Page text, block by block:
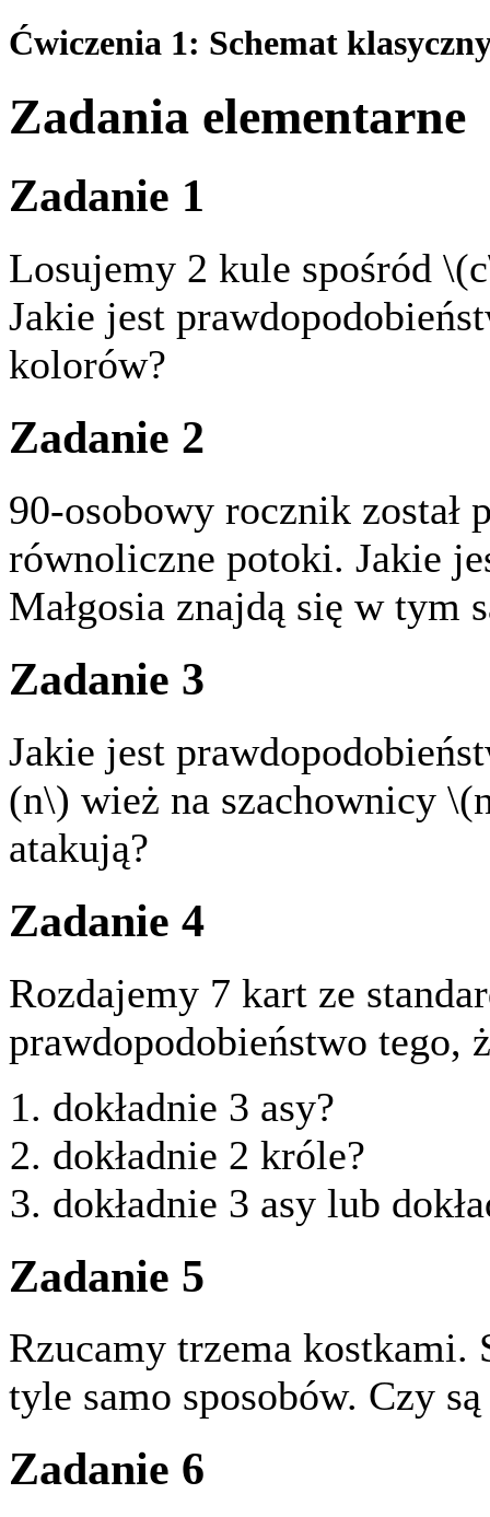
Ćwiczenia 1: Schemat
Zadania elementarne
Zadanie 1
Losujemy 2 kule spośród
Jakie jest
kolorów?
Zadanie 2
90-osobowy rocznik został
równoliczne potoki. Jakie
Małgosia znajdą się w tym
Zadanie 3
Jakie jest
(n\) wież na szachownicy
atakują?
Zadanie 4
Rozdajemy 7 kart ze
prawdopodobieństwo tego,
dokładnie 3 asy?
dokładnie 2 króle?
dokładnie 3 asy lub
Zadanie 5
Rzucamy trzema kostkami.
tyle samo sposobów. Czy
Zadanie 6